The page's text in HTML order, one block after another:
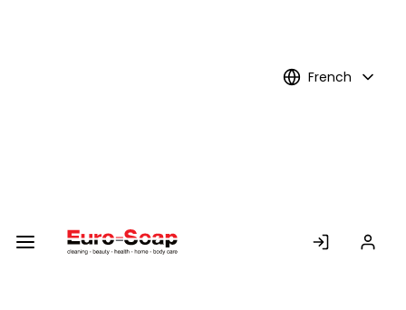
French